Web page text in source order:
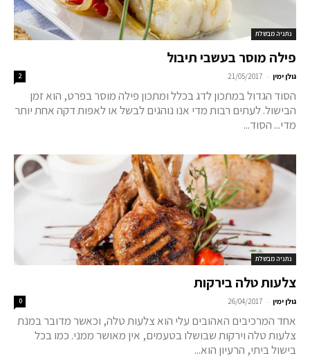
נתניה מבשלת
פילה מוסר בעשבי תיבול
גולן ימין -
21/05/2017
2
הסוד הגדול במתכון לדג בכלל ומתכון פילה מוסר בפרט, הוא זמן
הבישול. לעתים רבות מדי אנו נוהגים לבשל או לאפות דקה אחת יותר
מדי... הסוד...
נתניה מבשלת
צלעות טלה בירקות
גולן ימין -
26/04/2017
0
אחד המרכיבים האהובים עלי הוא צלעות טלה, וכאשר מדובר במנת
צלעות טלה וירקות שבושלו בטעמים, אין מאושר ממני. כמו בכל
בישול ביתי, הרעיון הוא...